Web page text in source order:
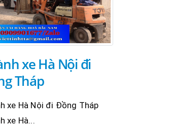
xe Hà Nội đi
Tháp
xe Hà Nội đi Đồng Tháp
xe Hà...